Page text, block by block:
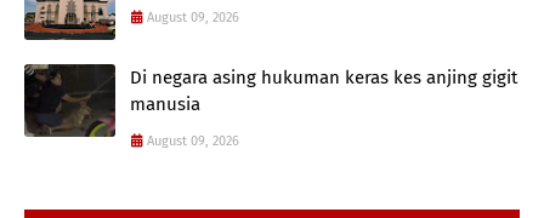
August 09, 2026
Di negara asing hukuman keras kes anjing gigit
manusia
August 09, 2026